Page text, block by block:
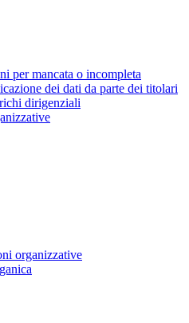
per mancata o incompleta
dei dati da parte dei titolari
dirigenziali
organizzative